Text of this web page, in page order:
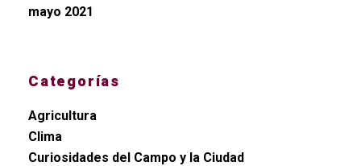
mayo 2021
Categorías
Agricultura
Clima
Curiosidades del Campo y la Ciudad